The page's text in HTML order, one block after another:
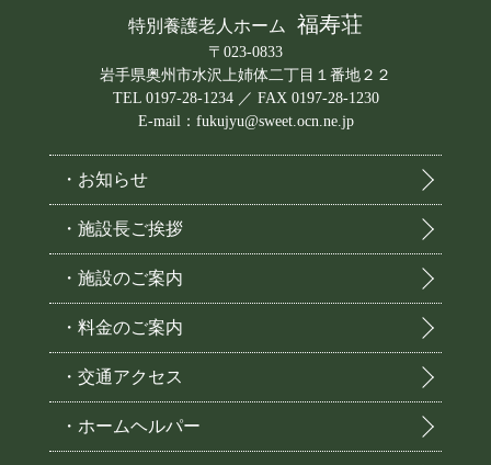
特別養護老人ホーム 福寿荘
〒023-0833
岩手県奥州市水沢上姉体二丁目１番地２２
TEL 0197-28-1234 ／ FAX 0197-28-1230
E-mail：fukujyu@sweet.ocn.ne.jp
・お知らせ
・施設長ご挨拶
・施設のご案内
・料金のご案内
・交通アクセス
・ホームヘルパー